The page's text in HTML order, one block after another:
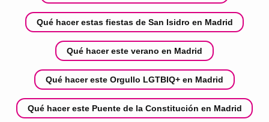
Qué hacer estas fiestas de San Isidro en Madrid
Qué hacer este verano en Madrid
Qué hacer este Orgullo LGTBIQ+ en Madrid
Qué hacer este Puente de la Constitución en Madrid